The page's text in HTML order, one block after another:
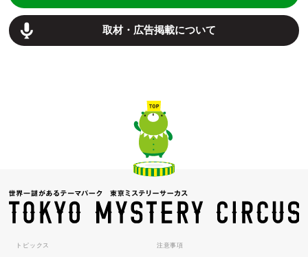
取材・広告掲載について
トピックス 注意事項